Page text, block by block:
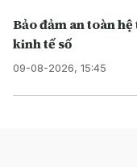
Bảo đảm an toàn
kinh tế số
09-08-2026, 15:45